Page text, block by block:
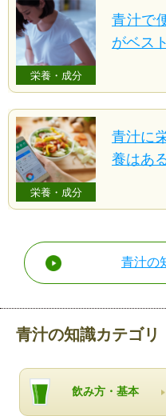
栄養・成分
青汁で
がベス
栄養・成分
青汁に
養はあ
青汁の
青汁の知識カテゴリ
飲み方・基本